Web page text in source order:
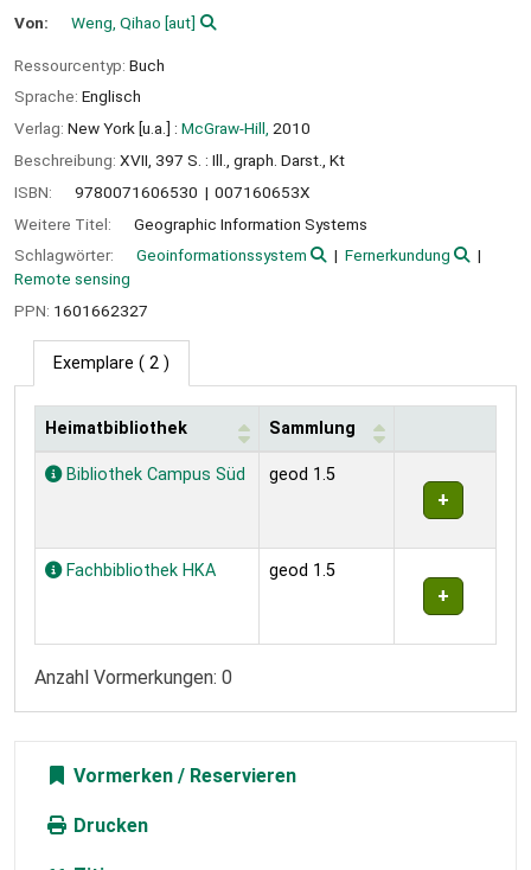
Von: Weng, Qihao [aut]
Ressourcentyp: Buch
Sprache: Englisch
Verlag: New York [u.a.] : McGraw-Hill, 2010
Beschreibung: XVII, 397 S. : Ill., graph. Darst., Kt
ISBN:
9780071606530
007160653X
Weitere Titel:
Geographic Information Systems
Schlagwörter:
Geoinformationssystem
Fernerkundung
Remote sensing
PPN: 1601662327
Exemplare ( 2 )
Exemplare
Heimatbibliothek Sammlung
Bibliothek Campus Süd geod 1.5
Fachbibliothek HKA geod 1.5
Anzahl Vormerkungen: 0
Vormerken
Drucken